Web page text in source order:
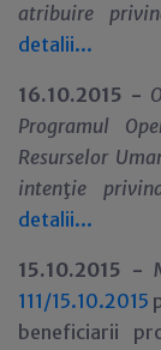
atribuire
detalii...
16.10.2015 -
Programul
Resurselor
intenţie
detalii...
15.10.2015 -
111/15.10.2015
beneficiarii